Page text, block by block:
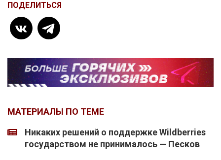
ПОДЕЛИТЬСЯ
МАТЕРИАЛЫ ПО ТЕМЕ
Никаких решений о поддержке Wildberries
государством не принималось — Песков